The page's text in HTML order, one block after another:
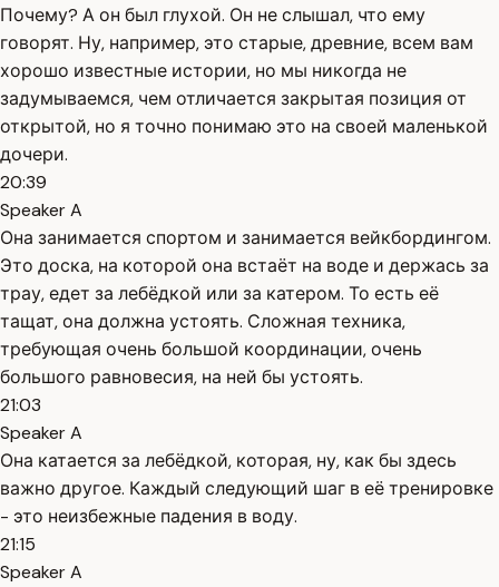
Почему? А он был глухой. Он не слышал, что ему
говорят. Ну, например, это старые, древние, всем вам
хорошо известные истории, но мы никогда не
задумываемся, чем отличается закрытая позиция от
открытой, но я точно понимаю это на своей маленькой
дочери.
20:39
Speaker A
Она занимается спортом и занимается вейкбордингом.
Это доска, на которой она встаёт на воде и держась за
трау, едет за лебёдкой или за катером. То есть её
тащат, она должна устоять. Сложная техника,
требующая очень большой координации, очень
большого равновесия, на ней бы устоять.
21:03
Speaker A
Она катается за лебёдкой, которая, ну, как бы здесь
важно другое. Каждый следующий шаг в её тренировке
- это неизбежные падения в воду.
21:15
Speaker A